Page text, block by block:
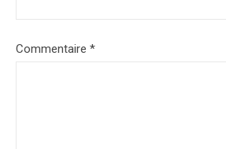
Commentaire *